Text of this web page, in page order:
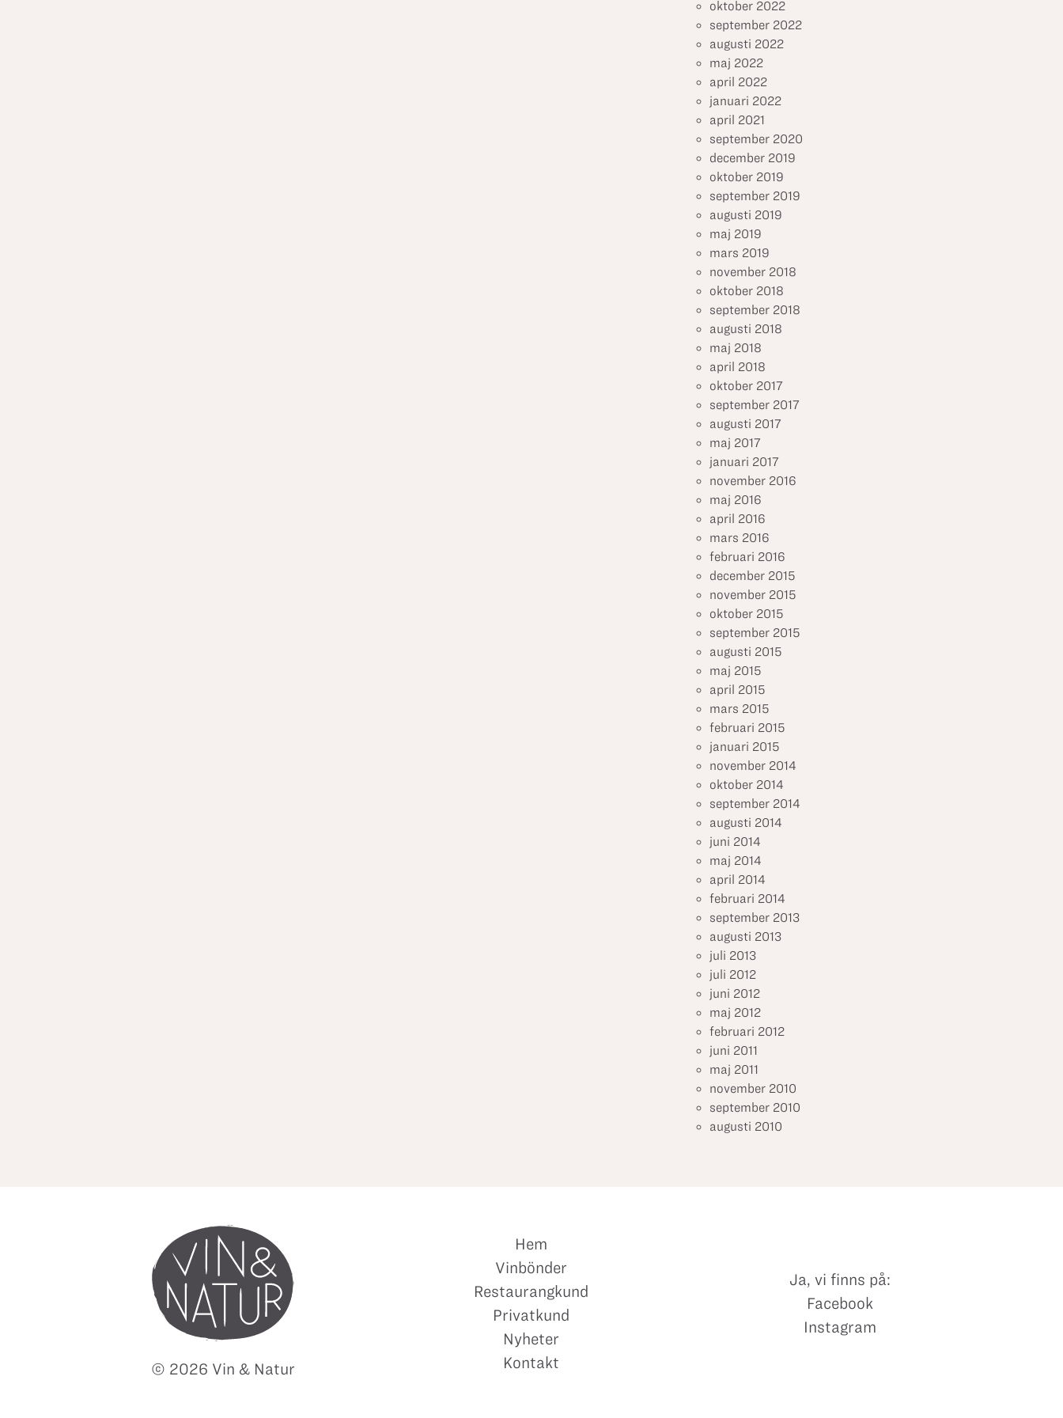
oktober 2022
september 2022
augusti 2022
maj 2022
april 2022
januari 2022
april 2021
september 2020
december 2019
oktober 2019
september 2019
augusti 2019
maj 2019
mars 2019
november 2018
oktober 2018
september 2018
augusti 2018
maj 2018
april 2018
oktober 2017
september 2017
augusti 2017
maj 2017
januari 2017
november 2016
maj 2016
april 2016
mars 2016
februari 2016
december 2015
november 2015
oktober 2015
september 2015
augusti 2015
maj 2015
april 2015
mars 2015
februari 2015
januari 2015
november 2014
oktober 2014
september 2014
augusti 2014
juni 2014
maj 2014
april 2014
februari 2014
september 2013
augusti 2013
juli 2013
juli 2012
juni 2012
maj 2012
februari 2012
juni 2011
maj 2011
november 2010
september 2010
augusti 2010
© 2026 Vin & Natur
Hem
Vinbönder
Restaurangkund
Privatkund
Nyheter
Kontakt
Ja, vi finns på:
Facebook
Instagram